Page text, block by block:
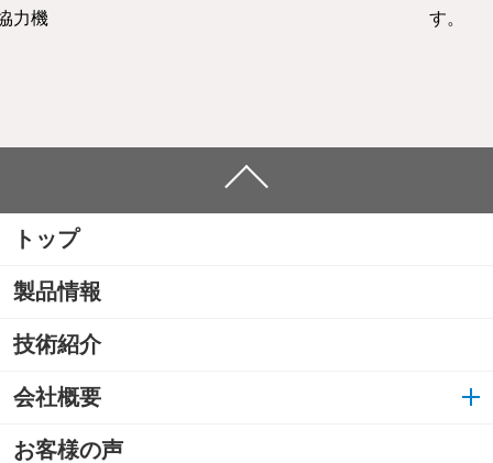
力機
す。
トップ
製品情報
技術紹介
会社概要
お客様の声